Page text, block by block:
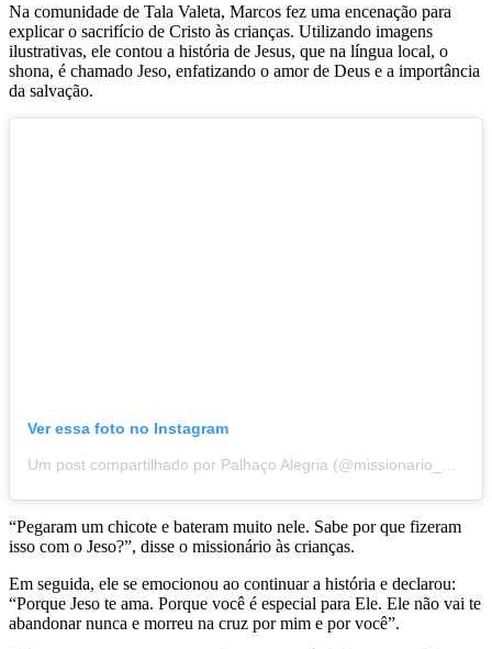
Na comunidade de Tala Valeta, Marcos fez uma encenação para
explicar o sacrifício de Cristo às crianças. Utilizando imagens
ilustrativas, ele contou a história de Jesus, que na língua local, o
shona, é chamado Jeso, enfatizando o amor de Deus e a importância
da salvação.
Ver essa foto no Instagram
“Pegaram um chicote e bateram muito nele. Sabe por que fizeram
isso com o Jeso?”, disse o missionário às crianças.
Em seguida, ele se emocionou ao continuar a história e declarou:
“Porque Jeso te ama. Porque você é especial para Ele. Ele não vai te
abandonar nunca e morreu na cruz por mim e por você”.